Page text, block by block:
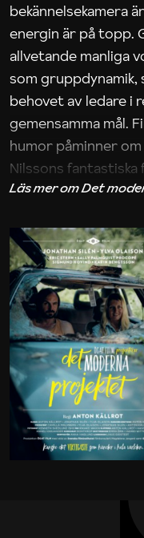
bekännelsekamera
energin är på topp.
allvetande manliga
som
behovet av ledare i
gemensamma mål.
humor påminner
Nilssons
iakttagelser om hur
Maja Kekonius